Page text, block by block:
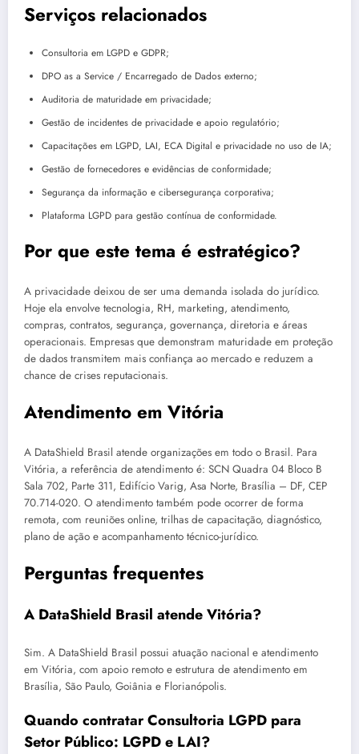
Serviços relacionados
Consultoria em LGPD e GDPR;
DPO as a Service / Encarregado de Dados externo;
Auditoria de maturidade em privacidade;
Gestão de incidentes de privacidade e apoio regulatório;
Capacitações em LGPD, LAI, ECA Digital e privacidade no uso de IA;
Gestão de fornecedores e evidências de conformidade;
Segurança da informação e cibersegurança corporativa;
Plataforma LGPD para gestão contínua de conformidade.
Por que este tema é estratégico?
A privacidade deixou de ser uma demanda isolada do jurídico.
Hoje ela envolve tecnologia, RH, marketing, atendimento,
compras, contratos, segurança, governança, diretoria e áreas
operacionais. Empresas que demonstram maturidade em proteção
de dados transmitem mais confiança ao mercado e reduzem a
chance de crises reputacionais.
Atendimento em Vitória
A DataShield Brasil atende organizações em todo o Brasil. Para
Vitória, a referência de atendimento é: SCN Quadra 04 Bloco B
Sala 702, Parte 311, Edifício Varig, Asa Norte, Brasília – DF, CEP
70.714-020. O atendimento também pode ocorrer de forma
remota, com reuniões online, trilhas de capacitação, diagnóstico,
plano de ação e acompanhamento técnico-jurídico.
Perguntas frequentes
A DataShield Brasil atende Vitória?
Sim. A DataShield Brasil possui atuação nacional e atendimento
em Vitória, com apoio remoto e estrutura de atendimento em
Brasília, São Paulo, Goiânia e Florianópolis.
Quando contratar Consultoria LGPD para
Setor Público: LGPD e LAI?